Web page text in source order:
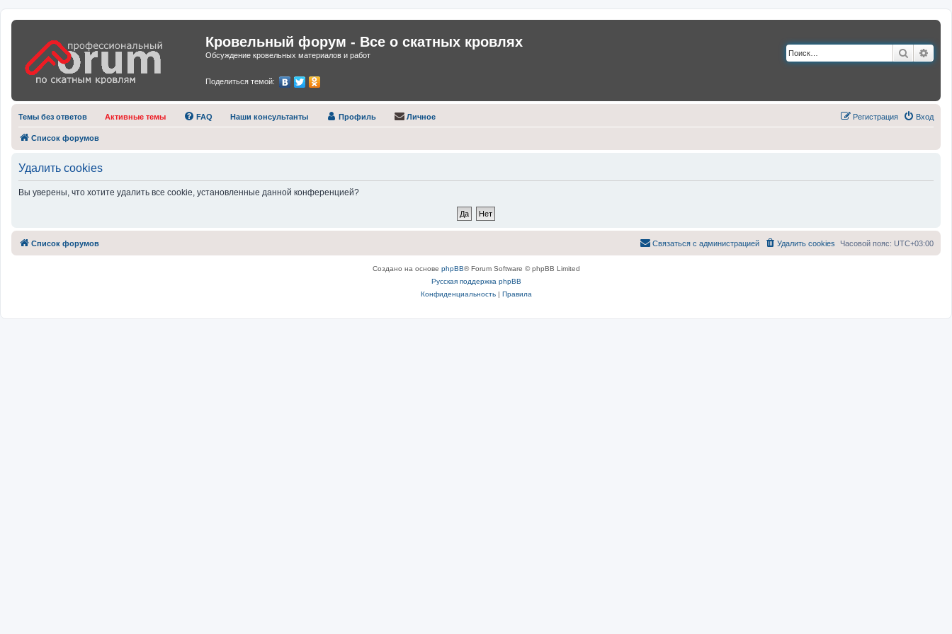
Кровельный форум - Все о скатных кровлях
Обсуждение кровельных материалов и работ
Поделиться темой:
Поиск
Темы без ответов Активные темы FAQ Наши консультанты Профиль Личное Вход
Регистрация
Список форумов
Удалить cookies
Вы уверены, что хотите удалить все cookie, установленные данной конференцией?
Список форумов Часовой пояс: UTC+03:00
Удалить cookies
Связаться с администрацией
Создано на основе phpBB® Forum Software © phpBB Limited
Русская поддержка phpBB
Конфиденциальность| Правила